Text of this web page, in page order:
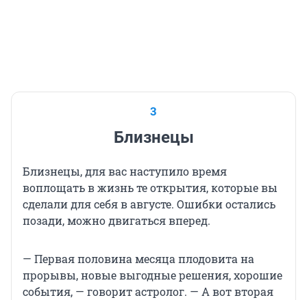
3
Близнецы
Близнецы, для вас наступило время
воплощать в жизнь те открытия, которые вы
сделали для себя в августе. Ошибки остались
позади, можно двигаться вперед.
— Первая половина месяца плодовита на
прорывы, новые выгодные решения, хорошие
события, — говорит астролог. — А вот вторая